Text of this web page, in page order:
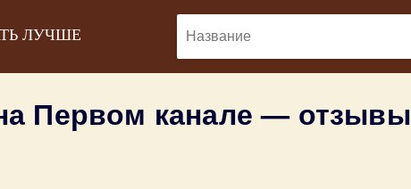
ЛУЧШЕ
Первом канале — отзывы